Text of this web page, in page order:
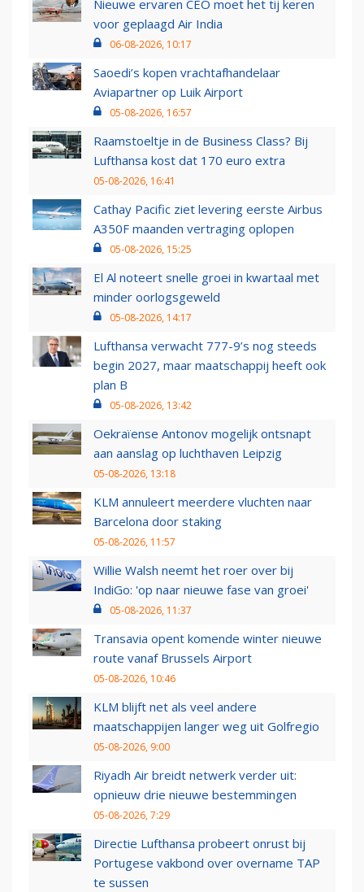
Nieuwe ervaren CEO moet het tij keren
voor geplaagd Air India
06-08-2026, 10:17
Saoedi’s kopen vrachtafhandelaar
Aviapartner op Luik Airport
05-08-2026, 16:57
Raamstoeltje in de Business Class? Bij
Lufthansa kost dat 170 euro extra
05-08-2026, 16:41
Cathay Pacific ziet levering eerste Airbus
A350F maanden vertraging oplopen
05-08-2026, 15:25
El Al noteert snelle groei in kwartaal met
minder oorlogsgeweld
05-08-2026, 14:17
Lufthansa verwacht 777-9’s nog steeds
begin 2027, maar maatschappij heeft ook
plan B
05-08-2026, 13:42
Oekraïense Antonov mogelijk ontsnapt
aan aanslag op luchthaven Leipzig
05-08-2026, 13:18
KLM annuleert meerdere vluchten naar
Barcelona door staking
05-08-2026, 11:57
Willie Walsh neemt het roer over bij
IndiGo: 'op naar nieuwe fase van groei'
05-08-2026, 11:37
Transavia opent komende winter nieuwe
route vanaf Brussels Airport
05-08-2026, 10:46
KLM blijft net als veel andere
maatschappijen langer weg uit Golfregio
05-08-2026, 9:00
Riyadh Air breidt netwerk verder uit:
opnieuw drie nieuwe bestemmingen
05-08-2026, 7:29
Directie Lufthansa probeert onrust bij
Portugese vakbond over overname TAP
te sussen